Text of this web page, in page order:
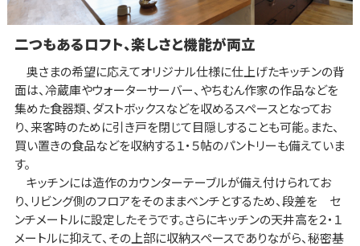
二つもあるロフト、楽しさと機能が両立
奥さまの希望に応えてオリジナル仕様に仕上げたキッチンの背
面は、冷蔵庫やウォーターサーバー、やちむん作家の作品などを
集めた食器類、ダストボックスなどを収めるスペースとなってお
り、来客時のために引き戸を閉じて目隠しすることも可能。また、
買い置きの食品などを収納する１・５帖のパントリーも備えていま
す。
キッチンには造作のカウンターテーブルが備え付けられてお
り、リビング側のフロアをそのままベンチとするため、段差を セ
ンチメートルに設定したそうです。さらにキッチンの天井高を２・１
メートルに抑えて、その上部に収納スペースでありながら、秘密基